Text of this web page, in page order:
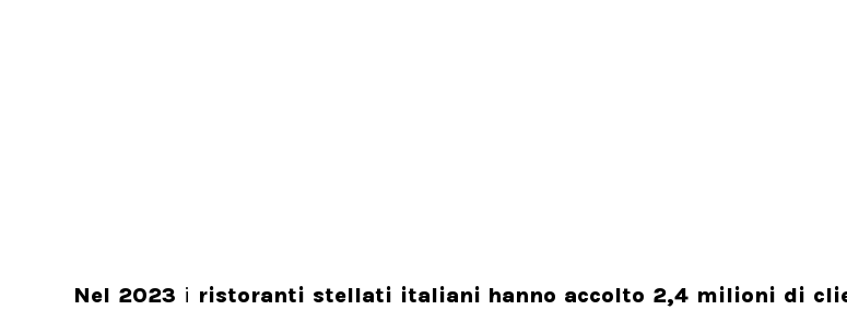
Nel 2023 i ristoranti stellati italiani hanno accolto 2,4 milioni di